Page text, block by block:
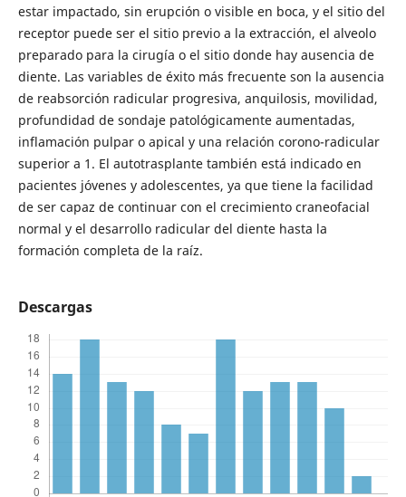
estar impactado, sin erupción o visible en boca, y el sitio del
receptor puede ser el sitio previo a la extracción, el alveolo
preparado para la cirugía o el sitio donde hay ausencia de
diente. Las variables de éxito más frecuente son la ausencia
de reabsorción radicular progresiva, anquilosis, movilidad,
profundidad de sondaje patológicamente aumentadas,
inflamación pulpar o apical y una relación corono-radicular
superior a 1. El autotrasplante también está indicado en
pacientes jóvenes y adolescentes, ya que tiene la facilidad
de ser capaz de continuar con el crecimiento craneofacial
normal y el desarrollo radicular del diente hasta la
formación completa de la raíz.
Descargas